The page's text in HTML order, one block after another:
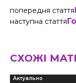
попередня стаття
наступна стаття
СХОЖІ
Актуально